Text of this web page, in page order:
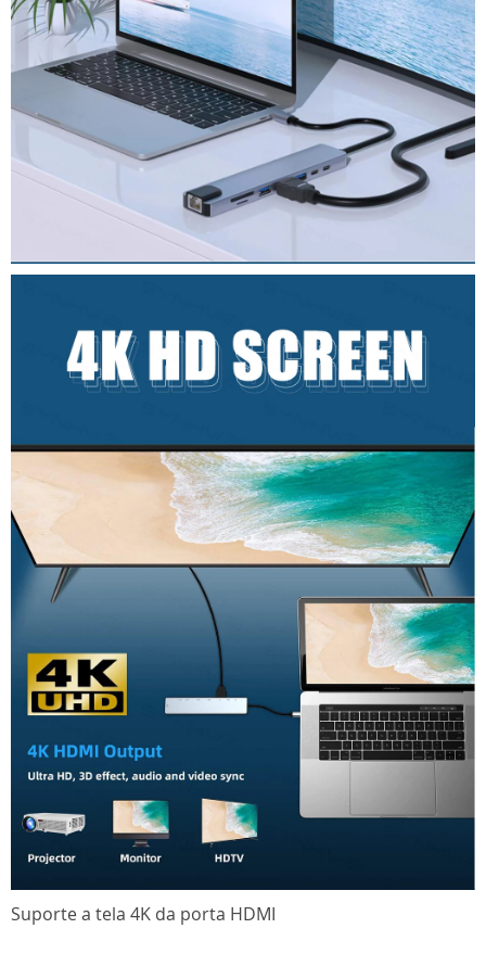
Suporte a tela 4K da porta HDMI